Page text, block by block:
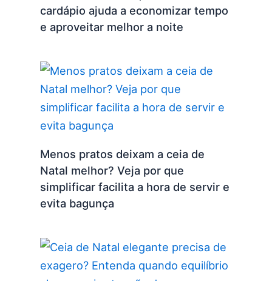
cardápio ajuda a economizar tempo
e aproveitar melhor a noite
Menos pratos deixam a ceia de
Natal melhor? Veja por que
simplificar facilita a hora de servir e
evita bagunça